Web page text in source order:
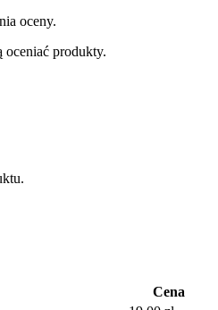
oceny.
produkty.
Cena